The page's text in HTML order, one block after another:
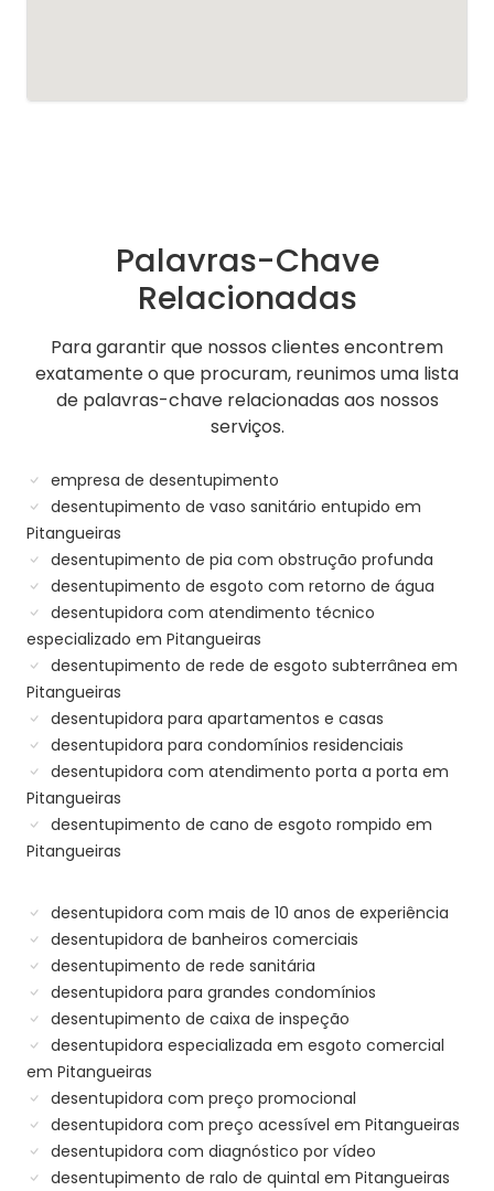
Palavras-Chave
Relacionadas
Para garantir que nossos clientes encontrem
exatamente o que procuram, reunimos uma lista
de palavras-chave relacionadas aos nossos
serviços.
empresa de desentupimento
desentupimento de vaso sanitário entupido em
Pitangueiras
desentupimento de pia com obstrução profunda
desentupimento de esgoto com retorno de água
desentupidora com atendimento técnico
especializado em Pitangueiras
desentupimento de rede de esgoto subterrânea em
Pitangueiras
desentupidora para apartamentos e casas
desentupidora para condomínios residenciais
desentupidora com atendimento porta a porta em
Pitangueiras
desentupimento de cano de esgoto rompido em
Pitangueiras
desentupidora com mais de 10 anos de experiência
desentupidora de banheiros comerciais
desentupimento de rede sanitária
desentupidora para grandes condomínios
desentupimento de caixa de inspeção
desentupidora especializada em esgoto comercial
em Pitangueiras
desentupidora com preço promocional
desentupidora com preço acessível em Pitangueiras
desentupidora com diagnóstico por vídeo
desentupimento de ralo de quintal em Pitangueiras